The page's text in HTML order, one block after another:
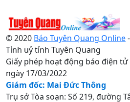
© 2020 Báo Tuyên Quang Online
Tỉnh uỷ tỉnh Tuyên Quang
Giấy phép hoạt động báo điện tử
ngày 17/03/2022
Giám đốc: Mai Đức Thông
Trụ sở Tòa soạn: Số 219, đường